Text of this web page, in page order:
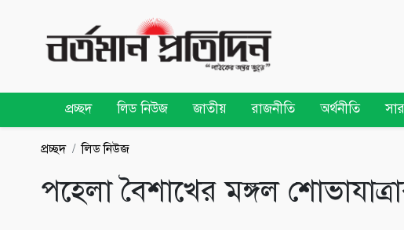
প্রচ্ছদ লিড নিউজ জাতীয় রাজনীতি অর্থনীতি
প্রচ্ছদ লিড নিউজ
পহেলা বৈশাখের মঙ্গল